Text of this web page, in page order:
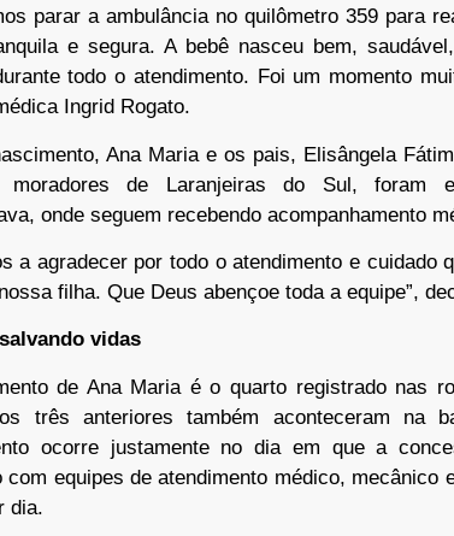
parar a ambulância no quilômetro 359 para
e segura. A bebê nasceu bem,
todo o atendimento. Foi um momento
Ingrid Rogato.
Ana Maria e os pais, Elisângela
moradores de Laranjeiras do Sul, foram
onde seguem recebendo acompanhamento
a agradecer por todo o atendimento e cuidado
filha. Que Deus abençoe toda a equipe”,
vidas
de Ana Maria é o quarto registrado nas
três anteriores também aconteceram na
ocorre justamente no dia em que a
com equipes de atendimento médico, mecânico
dia.